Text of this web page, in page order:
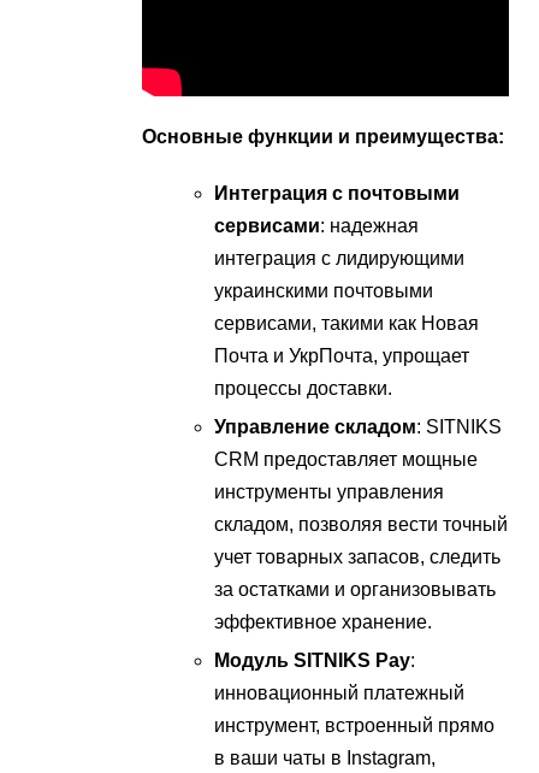
Основные функции и преимущества:
Интеграция с почтовыми
сервисами: надежная
интеграция с лидирующими
украинскими почтовыми
сервисами, такими как Новая
Почта и УкрПочта, упрощает
процессы доставки.
Управление складом: SITNIKS
CRM предоставляет мощные
инструменты управления
складом, позволяя вести точный
учет товарных запасов, следить
за остатками и организовывать
эффективное хранение.
Модуль SITNIKS Pay:
инновационный платежный
инструмент, встроенный прямо
в ваши чаты в Instagram,